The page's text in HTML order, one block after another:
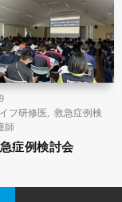
フ研修医
救急症例検
師
症例検討会